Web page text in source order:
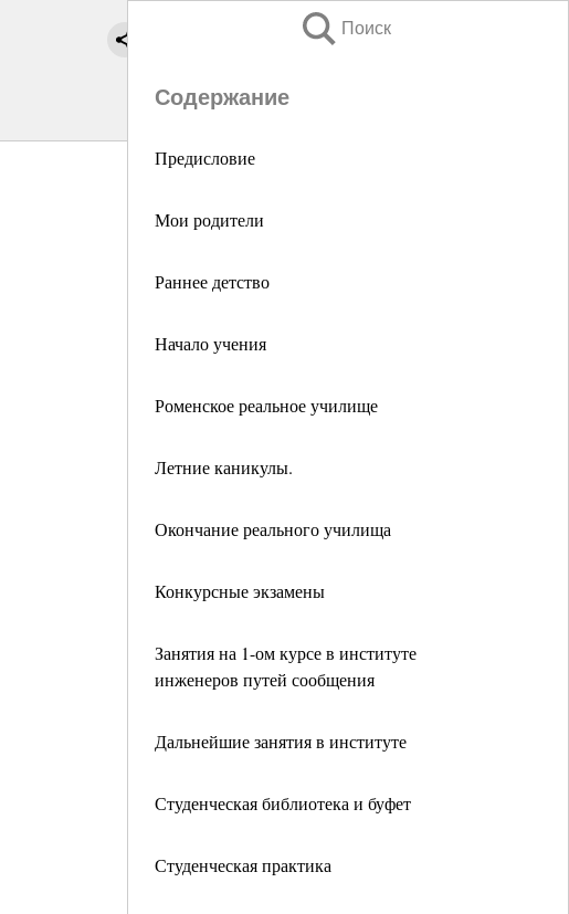
Поиск
Содержание
Предисловие
Мои родители
Раннее детство
Начало учения
Роменское реальное училище
Летние каникулы.
Окончание реального училища
Конкурсные экзамены
Занятия на 1-ом курсе в институте
инженеров путей сообщения
Дальнейшие занятия в институте
Студенческая библиотека и буфет
Студенческая практика